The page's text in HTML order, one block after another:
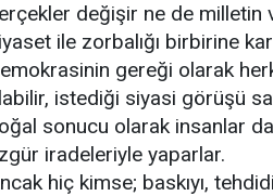
değişir ne de milletin
ile zorbalığı birbirine
gereği olarak
istediği siyasi görüşü
sonucu olarak insanlar
iradeleriyle yaparlar.
hiç kimse; baskıyı,